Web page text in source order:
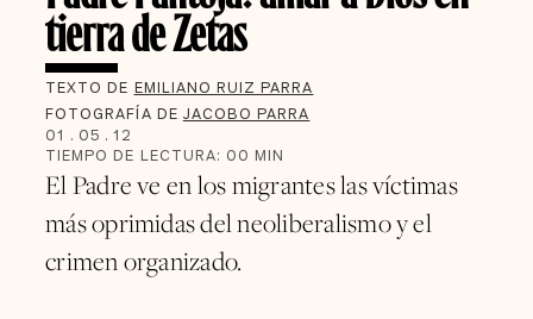
tierra de Zetas
TEXTO DE EMILIANO RUIZ PARRA
FOTOGRAFÍA DE JACOBO PARRA
01 . 05 . 12
TIEMPO DE LECTURA: 00 MIN
El Padre ve en los migrantes las víctimas
más oprimidas del neoliberalismo y el
crimen organizado.